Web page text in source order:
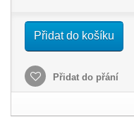
Přidat do košíku
Přidat do přání